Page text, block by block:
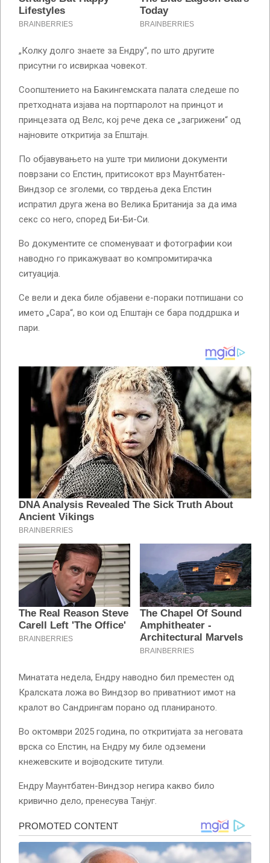
„Колку долго знаете за Ендру“, по што другите
присутни го исвиркаа човекот.
Соопштението на Бакингемската палата следеше по
претходната изјава на портпаролот на принцот и
принцезата од Велс, кој рече дека се „загрижени“ од
најновите откритија за Епштајн.
По објавувањето на уште три милиони документи
поврзани со Епстин, притисокот врз Маунтбатен-
Виндзор се зголеми, со тврдења дека Епстин
испратил друга жена во Велика Британија за да има
секс со него, според Би-Би-Си.
Во документите се споменуваат и фотографии кои
наводно го прикажуваат во компромитирачка
ситуација.
Се вели и дека биле објавени е-пораки потпишани со
името „Сара“, во кои од Епштајн се бара поддршка и
пари.
Минатата недела, Ендру наводно бил преместен од
Кралската ложа во Виндзор во приватниот имот на
кралот во Сандрингам порано од планираното.
Во октомври 2025 година, по откритијата за неговата
врска со Епстин, на Ендру му биле одземени
кнежевските и војводските титули.
Ендру Маунтбатен-Виндзор негира какво било
кривично дело, пренесува Танјуг.